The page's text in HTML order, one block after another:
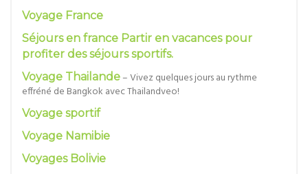
Voyage France
Séjours en france Partir en vacances pour
profiter des séjours sportifs.
Voyage Thailande– Vivez quelques jours au rythme
effréné de Bangkok avec Thailandveo!
Voyage sportif
Voyage Namibie
Voyages Bolivie